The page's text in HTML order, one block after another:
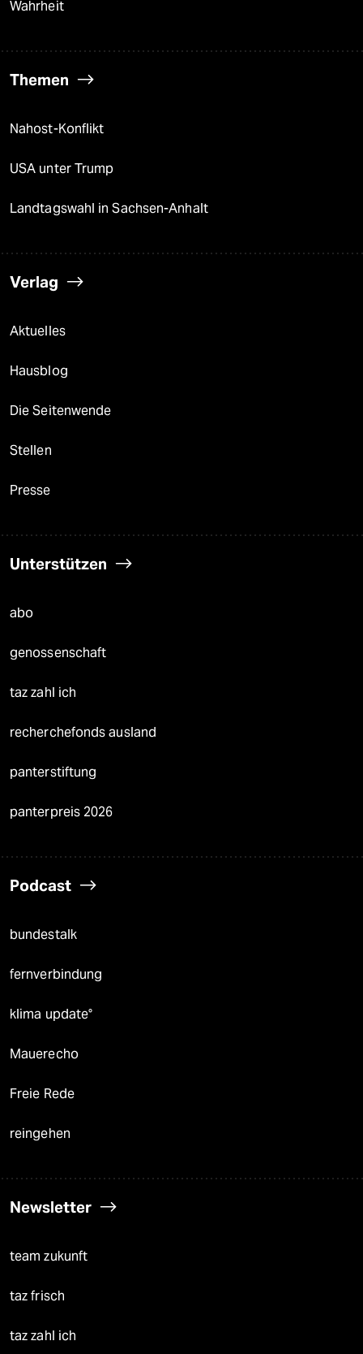
Wahrheit
Themen
Nahost-Konflikt
USA unter Trump
Landtagswahl in Sachsen-Anhalt
Verlag
Aktuelles
Hausblog
Die Seitenwende
Stellen
Presse
Unterstützen
abo
genossenschaft
taz zahl ich
recherchefonds ausland
panterstiftung
panterpreis 2026
Podcast
bundestalk
fernverbindung
klima update°
Mauerecho
Freie Rede
reingehen
Newsletter
team zukunft
taz frisch
taz zahl ich